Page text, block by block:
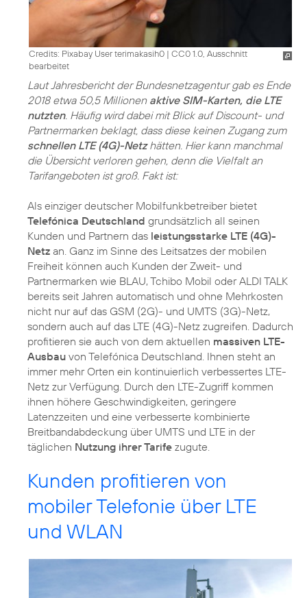
Credits: Pixabay User terimakasih0 | CC0 1.0, Ausschnitt
bearbeitet
Laut Jahresbericht der Bundesnetzagentur gab es Ende
2018 etwa 50,5 Millionen aktive SIM-Karten, die LTE
nutzten. Häufig wird dabei mit Blick auf Discount- und
Partnermarken beklagt, dass diese keinen Zugang zum
schnellen LTE (4G)-Netzhätten. Hier kann manchmal
die Übersicht verloren gehen, denn die Vielfalt an
Tarifangeboten ist groß. Fakt ist:
Als einziger deutscher Mobilfunkbetreiber bietet
Telefónica Deutschland grundsätzlich all seinen
Kunden und Partnern das leistungsstarke LTE (4G)-
Netz an. Ganz im Sinne des Leitsatzes der mobilen
Freiheit können auch Kunden der Zweit- und
Partnermarken wie BLAU, Tchibo Mobil oder ALDI TALK
bereits seit Jahren automatisch und ohne Mehrkosten
nicht nur auf das GSM (2G)- und UMTS (3G)-Netz,
sondern auch auf das LTE (4G)-Netz zugreifen. Dadurch
profitieren sie auch von dem aktuellen massiven LTE-
Ausbau von Telefónica Deutschland. Ihnen steht an
immer mehr Orten ein kontinuierlich verbessertes LTE-
Netz zur Verfügung. Durch den LTE-Zugriff kommen
ihnen höhere Geschwindigkeiten, geringere
Latenzzeiten und eine verbesserte kombinierte
Breitbandabdeckung über UMTS und LTE in der
täglichen Nutzung ihrer Tarife zugute.
Kunden profitieren von
mobiler Telefonie über LTE
und WLAN